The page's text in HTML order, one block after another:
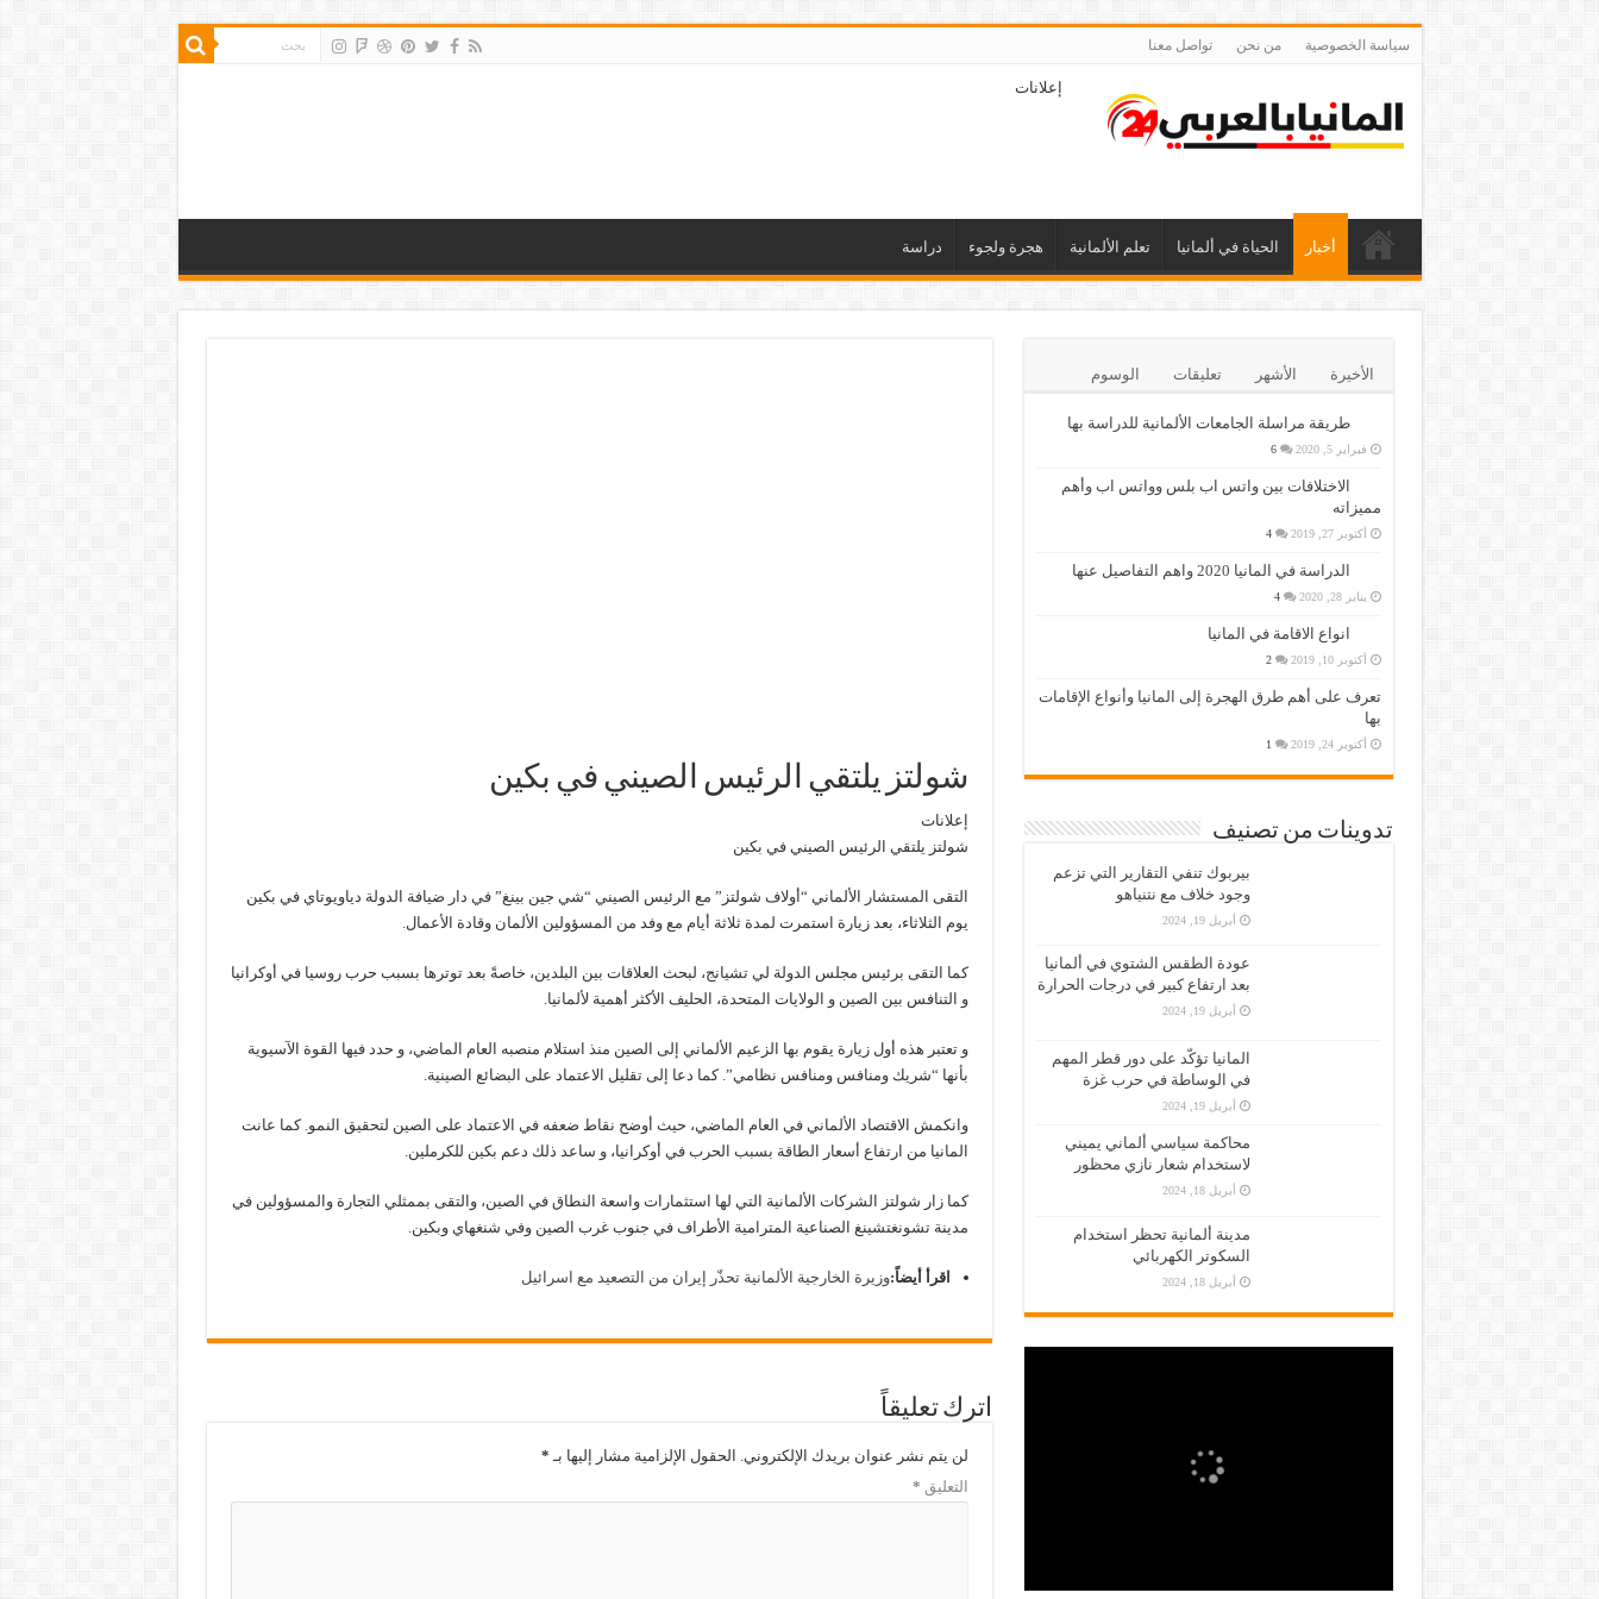
سياسة الخصوصية من نحن تواصل معنا
إعلانات
أخبار الحياة في ألمانيا تعلم الألمانية هجرة ولجوء دراسة
شولتز يلتقي الرئيس الصيني في بكين
إعلانات
شولتز يلتقي الرئيس الصيني في بكين
التقى المستشار الألماني “أولاف شولتز” مع الرئيس الصيني “شي جين بينغ” في دار ضيافة الدولة دياويوتاي في بكين
يوم الثلاثاء، بعد زيارة استمرت لمدة ثلاثة أيام مع وفد من المسؤولين الألمان وقادة الأعمال.
كما التقى برئيس مجلس الدولة لي تشيانج، لبحث العلاقات بين البلدين، خاصةً بعد توترها بسبب حرب روسيا في أوكرانيا
و التنافس بين الصين و الولايات المتحدة، الحليف الأكثر أهمية لألمانيا.
و تعتبر هذه أول زيارة يقوم بها الزعيم الألماني إلى الصين منذ استلام منصبه العام الماضي، و حدد فيها القوة الآسيوية
بأنها “شريك ومنافس ومنافس نظامي”. كما دعا إلى تقليل الاعتماد على البضائع الصينية.
وانكمش الاقتصاد الألماني في العام الماضي، حيث أوضح نقاط ضعفه في الاعتماد على الصين لتحقيق النمو. كما عانت
المانيا من ارتفاع أسعار الطاقة بسبب الحرب في أوكرانيا، و ساعد ذلك دعم بكين للكرملين.
كما زار شولتز الشركات الألمانية التي لها استثمارات واسعة النطاق في الصين، والتقى بممثلي التجارة والمسؤولين في
مدينة تشونغتشينغ الصناعية المترامية الأطراف في جنوب غرب الصين وفي شنغهاي وبكين.
اقرأ أيضاً:وزيرة الخارجية الألمانية تحذّر إيران من التصعيد مع اسرائيل
اترك تعليقاً
لن يتم نشر عنوان بريدك الإلكتروني. الحقول الإلزامية مشار إليها بـ *
التعليق *
الأخيرة الأشهر تعليقات الوسوم
طريقة مراسلة الجامعات الألمانية للدراسة بها
فبراير 5, 2020 6
الاختلافات بين واتس اب بلس وواتس اب وأهم
مميزاته
أكتوبر 27, 2019 4
الدراسة في المانيا 2020 واهم التفاصيل عنها
يناير 28, 2020 4
انواع الاقامة في المانيا
أكتوبر 10, 2019 2
تعرف على أهم طرق الهجرة إلى المانيا وأنواع الإقامات
بها
أكتوبر 24, 2019 1
تدوينات من تصنيف
بيربوك تنفي التقارير التي تزعم
وجود خلاف مع نتنياهو
أبريل 19, 2024
عودة الطقس الشتوي في ألمانيا
بعد ارتفاع كبير في درجات الحرارة
أبريل 19, 2024
المانيا تؤكّد على دور قطر المهم
في الوساطة في حرب غزة
أبريل 19, 2024
محاكمة سياسي ألماني يميني
لاستخدام شعار نازي محظور
أبريل 18, 2024
مدينة ألمانية تحظر استخدام
السكوتر الكهربائي
أبريل 18, 2024